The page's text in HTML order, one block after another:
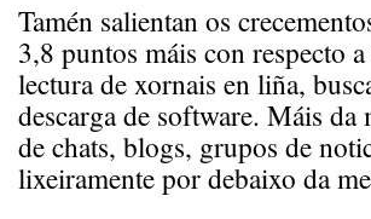
Tamén salientan os
3,8 puntos máis con respecto
lectura de xornais en liña,
descarga de software. Máis
de chats, blogs, grupos de
lixeiramente por debaixo da